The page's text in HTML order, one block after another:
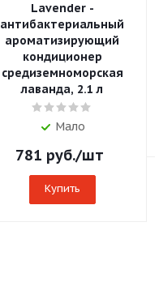
Lavender -
антибактериальный
ароматизирующий
кондиционер
средиземноморская
лаванда, 2.1 л
Мало
781 руб./шт
Купить